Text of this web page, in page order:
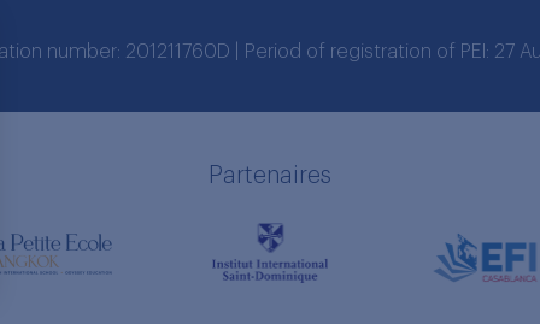
number: 201211760D | Period of registration of PEI: 27
Partenaires